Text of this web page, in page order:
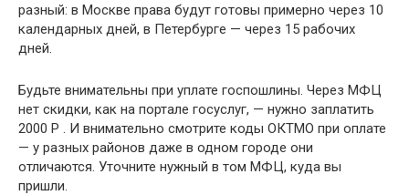
разный: в Москве права будут готовы примерно через 10
календарных дней, в Петербурге — через 15 рабочих
дней.
Будьте внимательны при уплате госпошлины. Через МФЦ
нет скидки, как на портале госуслуг, — нужно заплатить
2000 Р . И внимательно смотрите коды ОКТМО при оплате
— у разных районов даже в одном городе они
отличаются. Уточните нужный в том МФЦ, куда вы
пришли.